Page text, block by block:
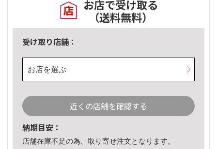
お店で受け取る
（送料無料）
受け取り店舗：
お店を選ぶ
近くの店舗を確認する
納期目安：
店舗在庫不足の為、取り寄せ注文となります。